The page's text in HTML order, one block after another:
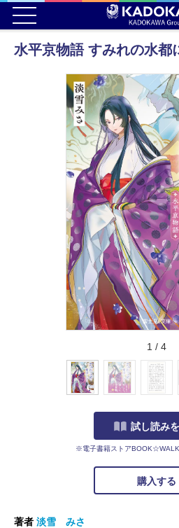
水平京物語 すみれの水都
1 / 4
試し読み
※電子書籍ストア
購入する
著者 淡雪 みさ